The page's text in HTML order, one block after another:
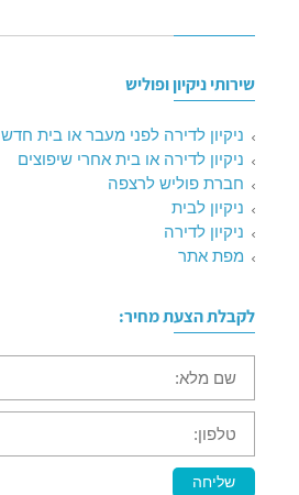
שירותי ניקיון ופוליש
ניקיון לדירה לפני מעבר או בית חדש
ניקיון לדירה או בית אחרי שיפוצים
חברת פוליש לרצפה
ניקיון לבית
ניקיון לדירה
מפת אתר
לקבלת הצעת מחיר:
שם
מלא:
טלפון:
שליחה